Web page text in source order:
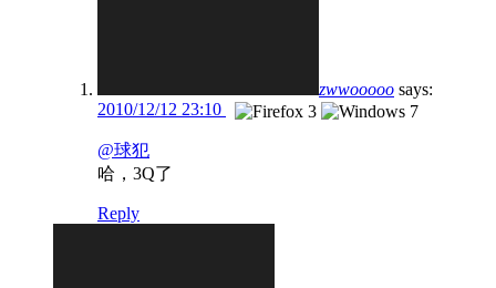
zwwooooo says:
2010/12/12 23:10
@球犯
哈，3Q了
Reply